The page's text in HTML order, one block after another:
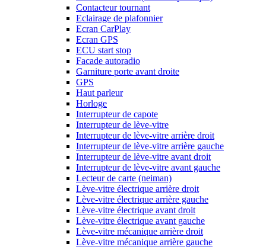
Contacteur tournant
Eclairage de plafonnier
Ecran CarPlay
Ecran GPS
ECU start stop
Facade autoradio
Garniture porte avant droite
GPS
Haut parleur
Horloge
Interrupteur de capote
Interrupteur de lève-vitre
Interrupteur de lève-vitre arrière droit
Interrupteur de lève-vitre arrière gauche
Interrupteur de lève-vitre avant droit
Interrupteur de lève-vitre avant gauche
Lecteur de carte (neiman)
Lève-vitre électrique arrière droit
Lève-vitre électrique arrière gauche
Lève-vitre électrique avant droit
Lève-vitre électrique avant gauche
Lève-vitre mécanique arrière droit
Lève-vitre mécanique arrière gauche